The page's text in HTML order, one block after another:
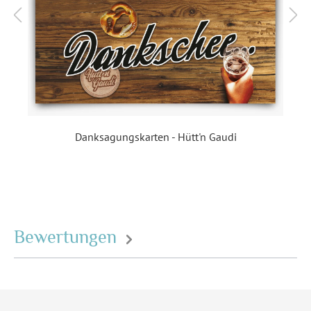
Inklusiv-Leistungen: Inkl. Druck Ihrer Texte
Foto: Mit Foto
Ecken: Abgerundete Ecken
Material:
Bilderdruckpapier 300 g /
EAN: 4251069605897
Danksagungskarten - Hütt'n Gaudi
Bewertungen